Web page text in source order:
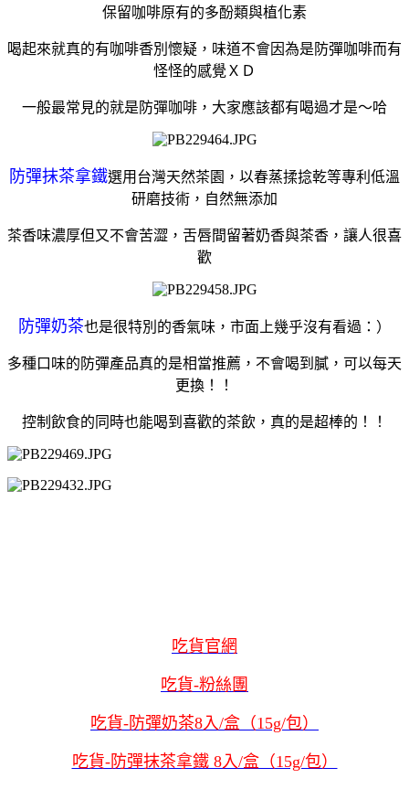
保留咖啡原有的多酚類與植化素
喝起來就真的有咖啡香別懷疑，味道不會因為是防彈咖啡而有
怪怪的感覺ＸＤ
一般最常見的就是防彈咖啡，大家應該都有喝過才是～哈
防彈抹茶拿鐵選用台灣天然茶園，以春蒸揉捻乾等專利低溫
研磨技術，自然無添加
茶香味濃厚但又不會苦澀，舌唇間留著奶香與茶香，讓人很喜
歡
防彈奶茶也是很特別的香氣味，市面上幾乎沒有看過：）
多種口味的防彈產品真的是相當推薦，不會喝到膩，可以每天
更換！！
控制飲食的同時也能喝到喜歡的茶飲，真的是超棒的！！
吃貨官網
吃貨-粉絲團
吃貨-防彈奶茶8入/盒（15g/包）
吃貨-防彈抹茶拿鐵 8入/盒（15g/包）